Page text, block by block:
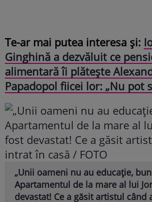
Te-ar mai putea interesa și:
Ginghină a dezvăluit ce
alimentară îi plătește
Papadopol fiicei lor: „Nu pot
„Unii oameni nu au educație,
Apartamentul de la mare al lui
devastat! Ce a găsit artistul când